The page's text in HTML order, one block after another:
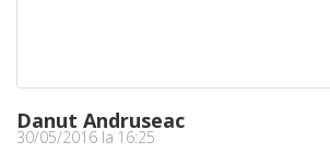
Danut Andruseac
30/05/2016 la 16:25